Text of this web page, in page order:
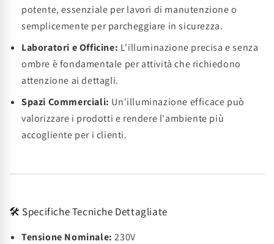
potente, essenziale per lavori di manutenzione o
semplicemente per parcheggiare in sicurezza.
Laboratori e Officine: L'illuminazione precisa e senza
ombre è fondamentale per attività che richiedono
attenzione ai dettagli.
Spazi Commerciali: Un'illuminazione efficace può
valorizzare i prodotti e rendere l'ambiente più
accogliente per i clienti.
🛠️ Specifiche Tecniche Dettagliate
Tensione Nominale: 230V